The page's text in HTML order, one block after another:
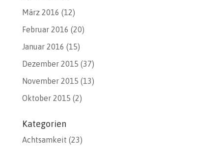
März 2016 (12)
Februar 2016 (20)
Januar 2016 (15)
Dezember 2015 (37)
November 2015 (13)
Oktober 2015 (2)
Kategorien
Achtsamkeit (23)